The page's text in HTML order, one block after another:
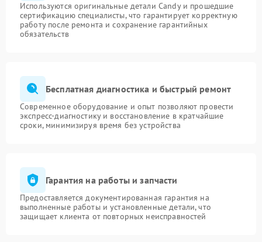
Используются оригинальные детали Candy и прошедшие
сертификацию специалисты, что гарантирует корректную
работу после ремонта и сохранение гарантийных
обязательств
Бесплатная диагностика и быстрый ремонт
Современное оборудование и опыт позволяют провести
экспресс-диагностику и восстановление в кратчайшие
сроки, минимизируя время без устройства
Гарантия на работы и запчасти
Предоставляется документированная гарантия на
выполненные работы и установленные детали, что
защищает клиента от повторных неисправностей